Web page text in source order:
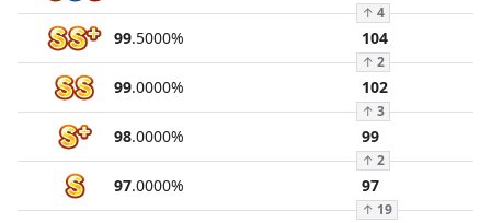
↑ 4
99.5000% 104
↑ 2
99.0000% 102
↑ 3
98.0000% 99
↑ 2
97.0000% 97
↑ 19